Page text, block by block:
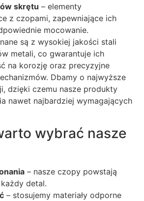
skrętu – elementy
z czopami, zapewniające ich
mocowanie.
są z wysokiej jakości stali
metali, co gwarantuje ich
na korozję oraz precyzyjne
Dbamy o najwyższe
dzięki czemu nasze produkty
nawet najbardziej wymagających
wybrać nasze
– nasze czopy powstają
detal.
– stosujemy materiały odporne